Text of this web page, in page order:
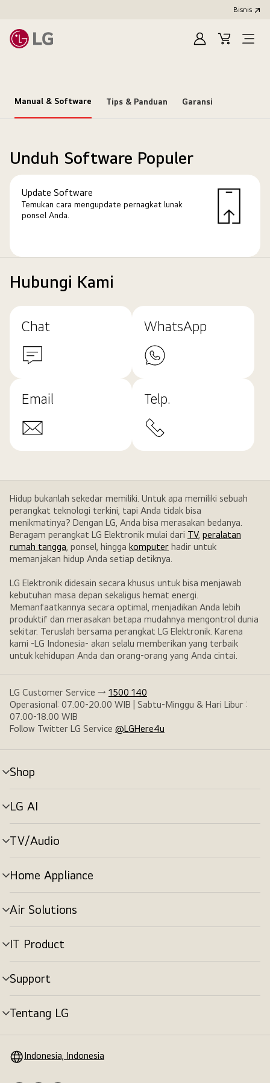
Bisnis
MasukKeranjang
Open
Manual & Software Tips & Panduan Garansi
Unduh Software Populer
Update Software
Temukan cara mengupdate pernagkat lunak
ponsel Anda.
Hubungi Kami
Chat WhatsApp
Email Telp.
Hidup bukanlah sekedar memiliki. Untuk apa memiliki sebuah
perangkat teknologi terkini, tapi Anda tidak bisa
menikmatinya? Dengan LG, Anda bisa merasakan bedanya.
Beragam perangkat LG Elektronik mulai dari TV, peralatan
rumah tangga, ponsel, hingga komputer hadir untuk
memanjakan hidup Anda setiap detiknya.
LG Elektronik didesain secara khusus untuk bisa menjawab
kebutuhan masa depan sekaligus hemat energi.
Memanfaatkannya secara optimal, menjadikan Anda lebih
produktif dan merasakan betapa mudahnya mengontrol dunia
sekitar. Teruslah bersama perangkat LG Elektronik. Karena
kami -LG Indonesia- akan selalu memberikan yang terbaik
untuk kehidupan Anda dan orang-orang yang Anda cintai.
LG Customer Service → 1500 140
Operasional: 07.00-20.00 WIB | Sabtu-Minggu & Hari Libur :
07.00-18.00 WIB
Follow Twitter LG Service @LGHere4u
Shop
tombol
menu
LG AI
tombol
menu
TV/Audio
tombol
menu
Home Appliance
tombol
menu
Air Solutions
tombol
menu
IT Product
tombol
menu
Support
tombol
menu
Tentang LG
tombol
Indonesia, Indonesia